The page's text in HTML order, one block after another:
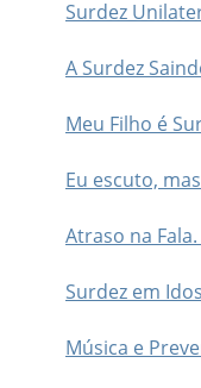
Surdez
A Surdez
Meu Filho é
Eu escuto,
Atraso na
Surdez em
Música e